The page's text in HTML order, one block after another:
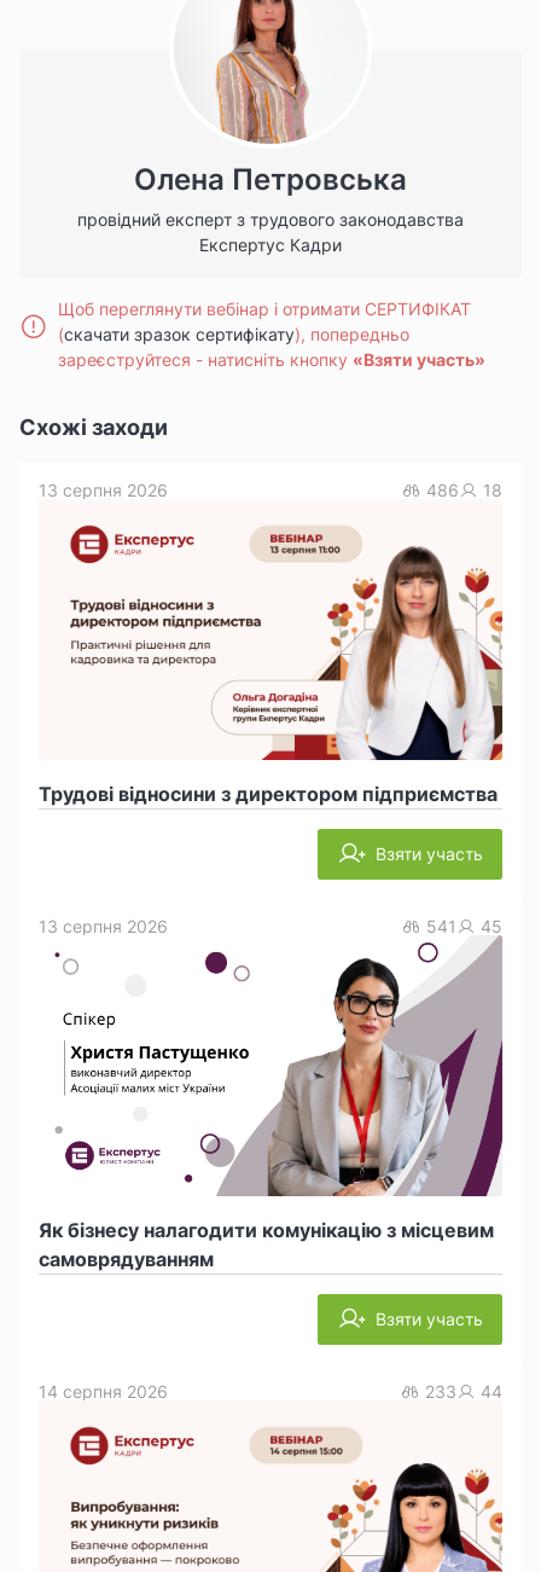
Олена Петровська
провідний експерт з трудового законодавства
Експертус Кадри
Щоб переглянути вебінар і отримати СЕРТИФІКАТ
(скачати зразок сертифікату), попередньо
зареєструйтеся - натисніть кнопку «Взяти участь»
Схожі заходи
Трудові відносини з директором підприємства
13 серпня 2026 486 18
Взяти участь
Як бізнесу налагодити комунікацію з місцевим
самоврядуванням
13 серпня 2026 541 45
Взяти участь
14 серпня 2026 233 44